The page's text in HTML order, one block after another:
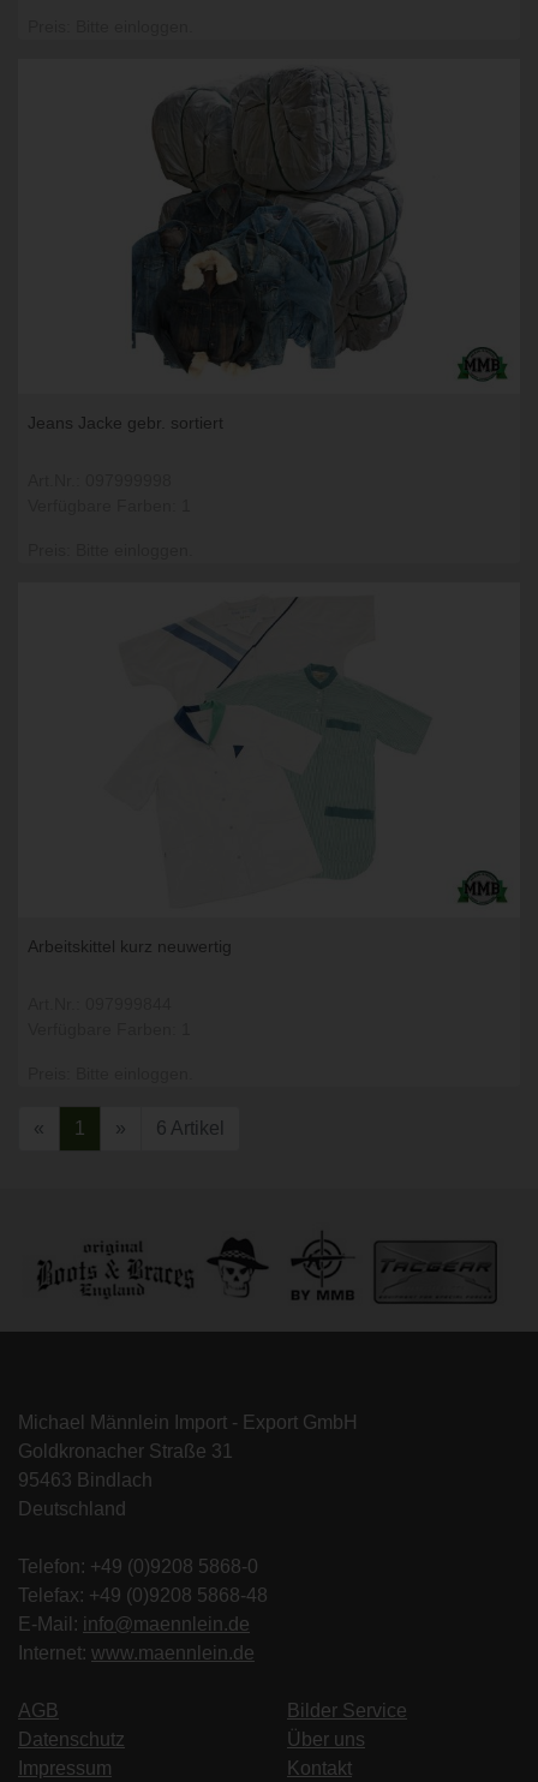
Jeans Jacke gebr. sortiert
Arbeitskittel kurz neuwertig
« 1 » 6 Artikel
Michael Männlein Import - Export GmbH
Goldkronacher Straße 31
95463 Bindlach
Deutschland
Telefon: +49 (0)9208 5868-0
Telefax: +49 (0)9208 5868-48
E-Mail: info@maennlein.de
Internet: www.maennlein.de
AGB
Datenschutz
Impressum
Bilder Service
Über uns
Kontakt